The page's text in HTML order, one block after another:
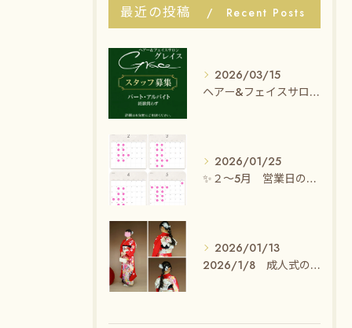
最近の投稿 Recent Posts
2026/03/15
ヘアー&フェイスサロン グレイスでは、一緒に働いてくださる
2026/01/25
✨２〜5月 営業日のお知らせ✨
2026/01/13
2026/1/8 成人式のセット・着付けのお客様✨